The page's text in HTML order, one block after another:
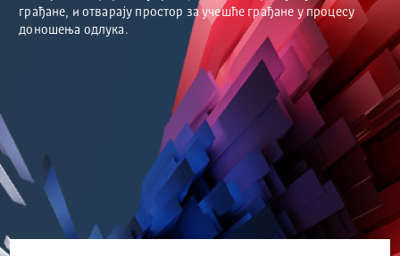
грађане, и отварају простор за учешће грађане у процесу
доношења одлука.